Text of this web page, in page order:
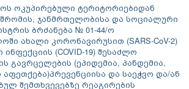
ოკუპირებული ტერიტორიებიდან
ჯანმრთელობისა და სოციალური
ბრძანება № 01-44/ო
ახალი კორონავირუსით (SARS-CoV-2)
(COVID-19) შესაძლო
გავრცელების (ეპიდემია, პანდემია,
აფეთქება)პრევენციისა და საეჭვო და/ან
შემთხვევებზე რეაგირების